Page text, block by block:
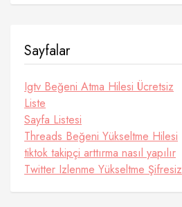
Sayfalar
Igtv Beğeni Atma Hilesi Ücretsiz
Liste
Sayfa Listesi
Threads Beğeni Yükseltme Hilesi
tiktok takipçi arttırma nasıl yapılır
Twitter Izlenme Yükseltme Şifresiz